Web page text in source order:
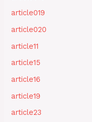
article019
article020
article11
article15
article16
article19
article23